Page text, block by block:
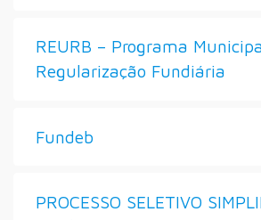
REURB – Programa
Regularização Fundiária
Fundeb
PROCESSO SELETIVO